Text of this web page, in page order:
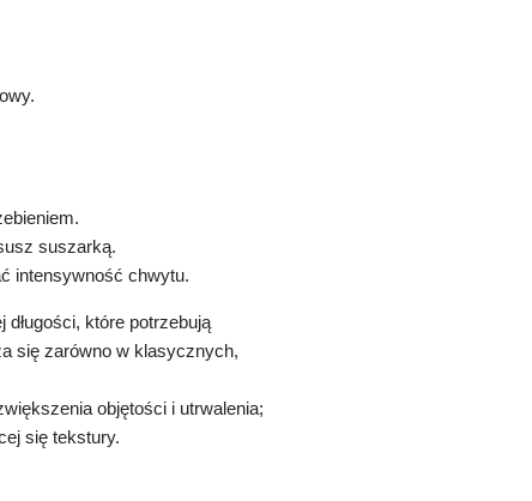
suszarką.
intensywność chwytu.
długości, które potrzebują
się zarówno w klasycznych,
objętości i utrwalenia;
się tekstury.